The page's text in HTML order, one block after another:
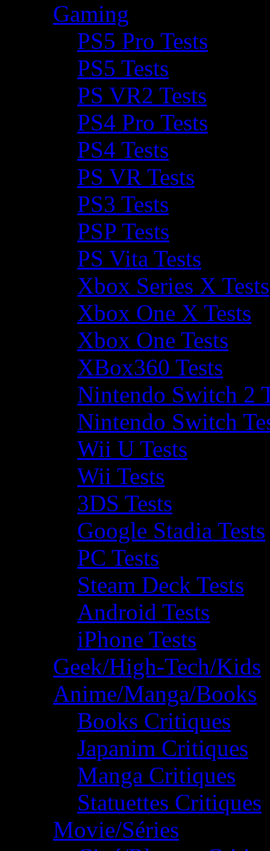
Gaming
PS5 Pro Tests
PS5 Tests
PS VR2 Tests
PS4 Pro Tests
PS4 Tests
PS VR Tests
PS3 Tests
PSP Tests
PS Vita Tests
Xbox Series X Tests
Xbox One X Tests
Xbox One Tests
XBox360 Tests
Nintendo Switch 2
Nintendo Switch
Wii U Tests
Wii Tests
3DS Tests
Google Stadia Tests
PC Tests
Steam Deck Tests
Android Tests
iPhone Tests
Geek/High-Tech/Kids
Anime/Manga/Books
Books Critiques
Japanim Critiques
Manga Critiques
Statuettes Critiques
Movie/Séries